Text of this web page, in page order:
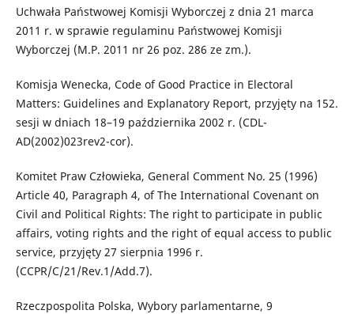
Uchwała Państwowej Komisji Wyborczej z dnia 21 marca
2011 r. w sprawie regulaminu Państwowej Komisji
Wyborczej (M.P. 2011 nr 26 poz. 286 ze zm.).
Komisja Wenecka, Code of Good Practice in Electoral
Matters: Guidelines and Explanatory Report, przyjęty na 152.
sesji w dniach 18–19 października 2002 r. (CDL-
AD(2002)023rev2-cor).
Komitet Praw Człowieka, General Comment No. 25 (1996)
Article 40, Paragraph 4, of The International Covenant on
Civil and Political Rights: The right to participate in public
affairs, voting rights and the right of equal access to public
service, przyjęty 27 sierpnia 1996 r.
(CCPR/C/21/Rev.1/Add.7).
Rzeczpospolita Polska, Wybory parlamentarne, 9